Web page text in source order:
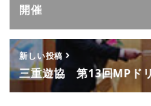
開催
新しい投稿
三重遊協 第13回MPド